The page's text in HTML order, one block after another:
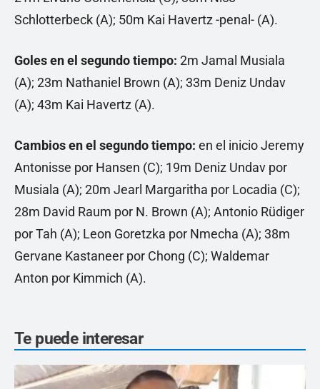
Schlotterbeck (A); 50m Kai Havertz -penal- (A).
Goles en el segundo tiempo: 2m Jamal Musiala
(A); 23m Nathaniel Brown (A); 33m Deniz Undav
(A); 43m Kai Havertz (A).
Cambios en el segundo tiempo: en el inicio Jeremy
Antonisse por Hansen (C); 19m Deniz Undav por
Musiala (A); 20m Jearl Margaritha por Locadia (C);
28m David Raum por N. Brown (A); Antonio Rüdiger
por Tah (A); Leon Goretzka por Nmecha (A); 38m
Gervane Kastaneer por Chong (C); Waldemar
Anton por Kimmich (A).
Te puede interesar